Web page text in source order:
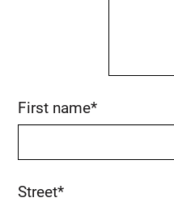
First name*
Street*